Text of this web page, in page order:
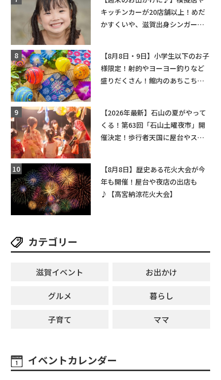
キッチンカーが20店舗以上！めだ
かすくいや、滋賀出身シンガーソ
【8月8日・9日】小学生以下のお子
様限定！射的やヨーヨー釣りなど
盛りだくさん！館内のあちこちに
【2026年最新】石山の夏がやって
くる！第63回「石山土曜夜市」開
催決定！歩行者天国に屋台やステ
【8月8日】歴史ある花火大会が今
年も開催！屋台や夜店の出店も
♪【高宮納涼花火大会】
カテゴリー
滋賀イベント
お出かけ
グルメ
暮らし
子育て
ママ
イベントカレンダー